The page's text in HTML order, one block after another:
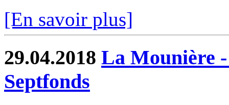
[En savoir plus]
29.04.2018 La Mounière
Septfonds